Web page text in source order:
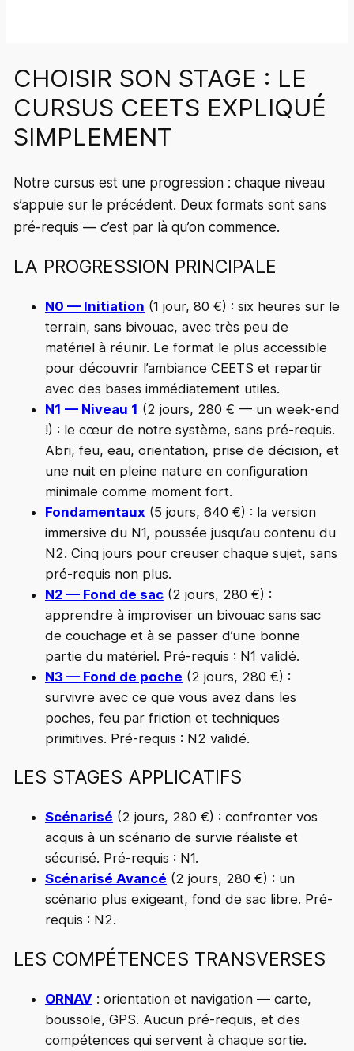
CHOISIR SON STAGE : LE
CURSUS CEETS EXPLIQUÉ
SIMPLEMENT
Notre cursus est une progression : chaque niveau
s’appuie sur le précédent. Deux formats sont sans
pré-requis — c’est par là qu’on commence.
LA PROGRESSION PRINCIPALE
N0 — Initiation (1 jour, 80 €) : six heures sur le
terrain, sans bivouac, avec très peu de
matériel à réunir. Le format le plus accessible
pour découvrir l’ambiance CEETS et repartir
avec des bases immédiatement utiles.
N1 — Niveau 1 (2 jours, 280 € — un week-end
!) : le cœur de notre système, sans pré-requis.
Abri, feu, eau, orientation, prise de décision, et
une nuit en pleine nature en configuration
minimale comme moment fort.
Fondamentaux (5 jours, 640 €) : la version
immersive du N1, poussée jusqu’au contenu du
N2. Cinq jours pour creuser chaque sujet, sans
pré-requis non plus.
N2 — Fond de sac(2 jours, 280 €) :
apprendre à improviser un bivouac sans sac
de couchage et à se passer d’une bonne
partie du matériel. Pré-requis : N1 validé.
N3 — Fond de poche (2 jours, 280 €) :
survivre avec ce que vous avez dans les
poches, feu par friction et techniques
primitives. Pré-requis : N2 validé.
LES STAGES APPLICATIFS
Scénarisé (2 jours, 280 €) : confronter vos
acquis à un scénario de survie réaliste et
sécurisé. Pré-requis : N1.
Scénarisé Avancé (2 jours, 280 €) : un
scénario plus exigeant, fond de sac libre. Pré-
requis : N2.
LES COMPÉTENCES TRANSVERSES
ORNAV : orientation et navigation — carte,
boussole, GPS. Aucun pré-requis, et des
compétences qui servent à chaque sortie.